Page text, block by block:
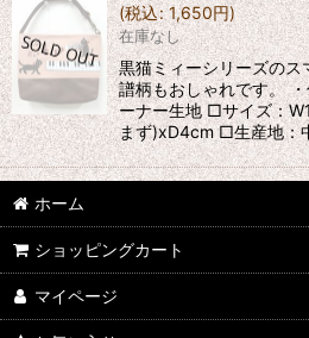
(税込: 1,650円)
在庫なし
黒猫ミィーシリーズの
譜柄もおしゃれです。
ーナー生地 □サイズ：
まず)xD4cm □生産地：
ホーム
ショッピングカート
マイページ